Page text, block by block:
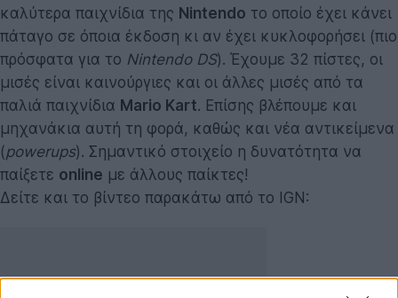
καλύτερα παιχνίδια της Νintendo το οποίο έχει κάνει
πάταγο σε όποια έκδοση κι αν έχει κυκλοφορήσει (πιο
πρόσφατα για το Nintendo DS). Έχουμε 32 πίστες, οι
μισές είναι καινούργιες και οι άλλες μισές από τα
παλιά παιχνίδια Μario Kart. Επίσης βλέπουμε και
μηχανάκια αυτή τη φορά, καθώς και νέα αντικείμενα
(powerups). Σημαντικό στοιχείο η δυνατότητα να
παίξετε online με άλλους παίκτες!
Δείτε και το βίντεο παρακάτω από το IGN: